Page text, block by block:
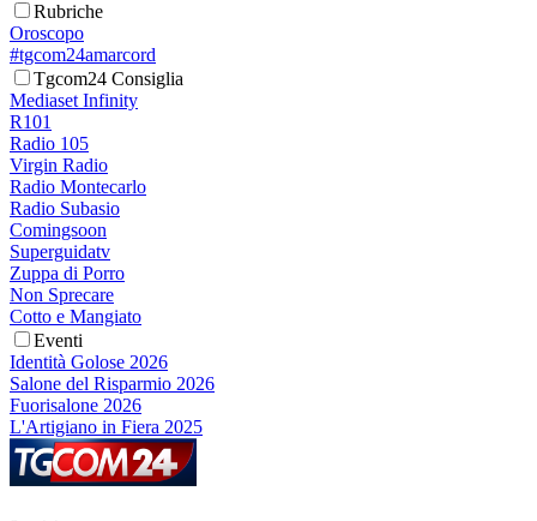
Rubriche
Oroscopo
#tgcom24amarcord
Tgcom24 Consiglia
Mediaset Infinity
R101
Radio 105
Virgin Radio
Radio Montecarlo
Radio Subasio
Comingsoon
Superguidatv
Zuppa di Porro
Non Sprecare
Cotto e Mangiato
Eventi
Identità Golose 2026
Salone del Risparmio 2026
Fuorisalone 2026
L'Artigiano in Fiera 2025